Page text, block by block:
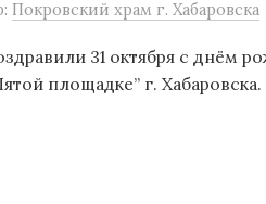
Покровский храм г. Хабаровска
31 октября с днём
площадке” г.